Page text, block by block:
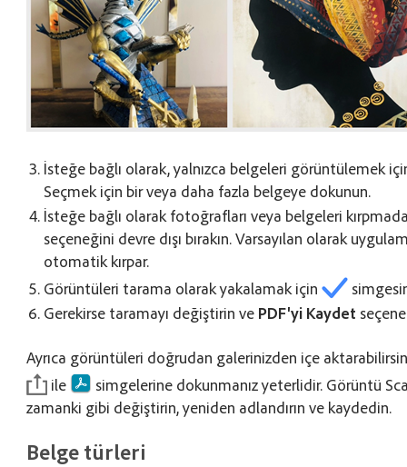
İsteğe bağlı olarak, yalnızca belgeleri görüntülemek
Seçmek için bir veya daha fazla belgeye dokunun.
İsteğe bağlı olarak fotoğrafları veya belgeleri
seçeneğini devre dışı bırakın. Varsayılan olarak
otomatik kırpar.
Görüntüleri tarama olarak yakalamak için
Gerekirse taramayı değiştirin ve PDF'yi Kaydet
Ayrıca görüntüleri doğrudan galerinizden içe
ile
simgelerine dokunmanız yeterlidir. Görüntü
zamanki gibi değiştirin, yeniden adlandırın ve kaydedin.
Belge türleri